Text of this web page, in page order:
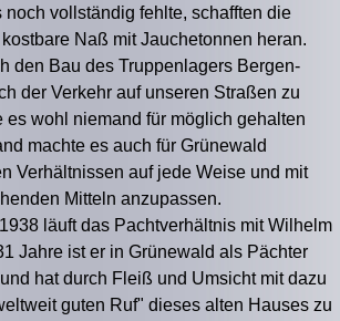
noch vollständig fehlte, schafften die
Naß mit Jauchetonnen heran.
den Bau des Truppenlagers Bergen-
der Verkehr auf unseren Straßen zu
es wohl niemand für möglich gehalten
machte es auch für Grünewald
Verhältnissen auf jede Weise und mit
Mitteln anzupassen.
läuft das Pachtverhältnis mit Wilhelm
Jahre ist er in Grünewald als Pächter
hat durch Fleiß und Umsicht mit dazu
guten Ruf" dieses alten Hauses zu